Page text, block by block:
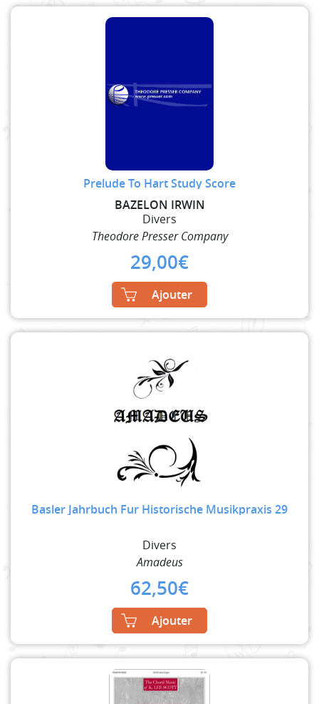
Prelude To Hart Study Score
BAZELON IRWIN
Divers
Theodore Presser Company
29,00€
Ajouter
Basler Jahrbuch Fur Historische Musikpraxis 29
Divers
Amadeus
62,50€
Ajouter